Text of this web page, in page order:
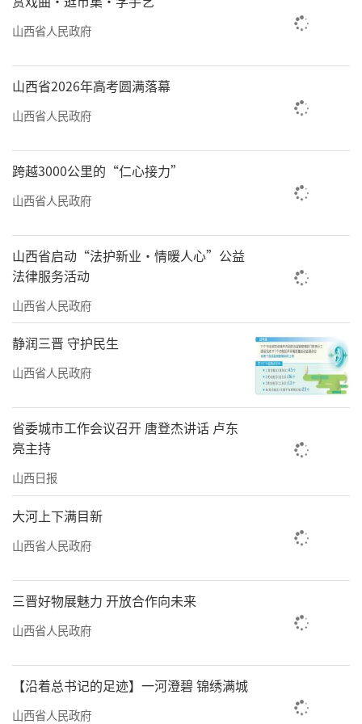
山西省人民政府
山西省2026年高考圆满落幕
山西省人民政府
跨越3000公里的“仁心接力”
山西省人民政府
山西省启动“法护新业·情暖人心”公益
法律服务活动
山西省人民政府
静润三晋 守护民生
山西省人民政府
省委城市工作会议召开 唐登杰讲话 卢东
亮主持
山西日报
大河上下满目新
山西省人民政府
三晋好物展魅力 开放合作向未来
山西省人民政府
【沿着总书记的足迹】一河澄碧 锦绣满城
山西省人民政府